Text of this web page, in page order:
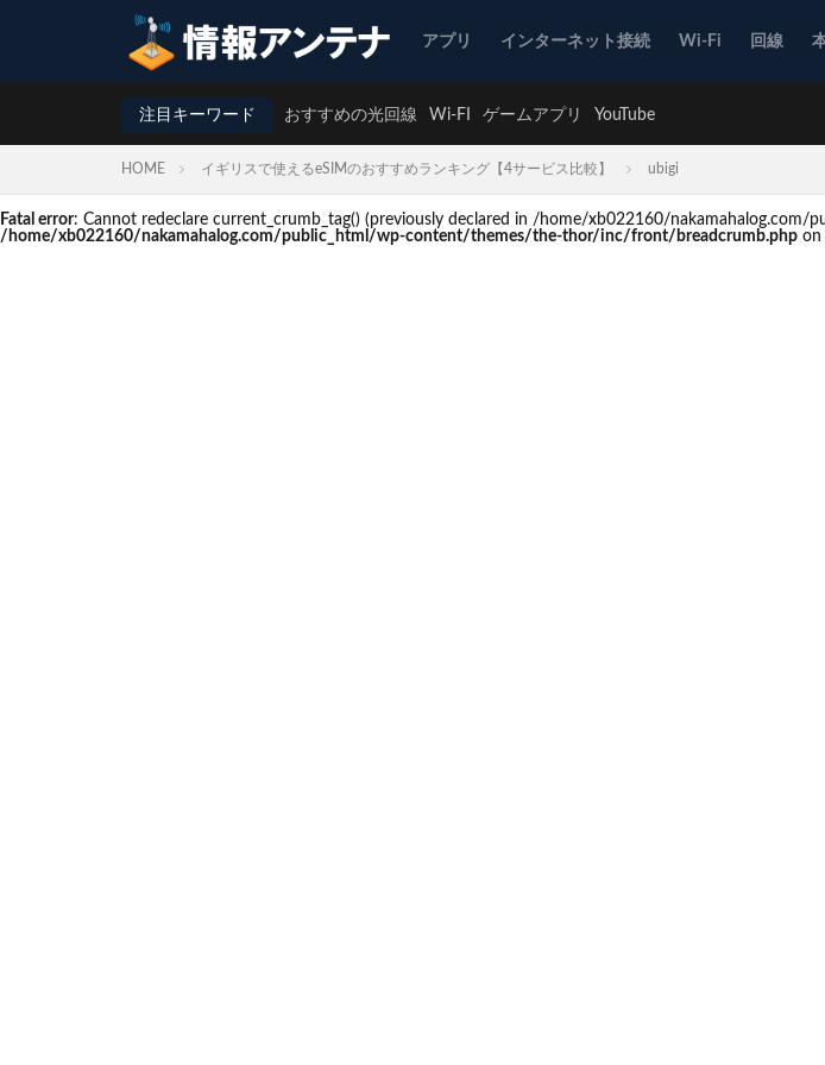
アプリ インターネット接続 Wi-Fi 回線
注目キーワード おすすめの光回線 Wi-FI ゲームアプリ YouTube
HOME イギリスで使えるeSIMのおすすめランキング【4サービス比較】 ubigi
Fatal error: Cannot redeclare current_crumb_tag() (previously declared in /home/xb022160/
/home/xb022160/nakamahalog.com/public_html/wp-content/themes/the-thor/inc/front/breadcrumb.php on